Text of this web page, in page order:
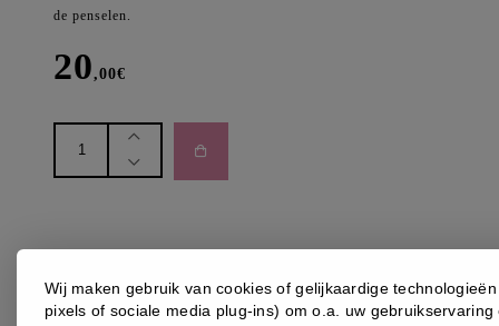
de penselen.
20,00€
BOTANICAL
BRUSH
CLEANER
Wij maken gebruik van cookies of gelijkaardige
pixels of sociale media plug-ins) om o.a. uw gebruikservaring